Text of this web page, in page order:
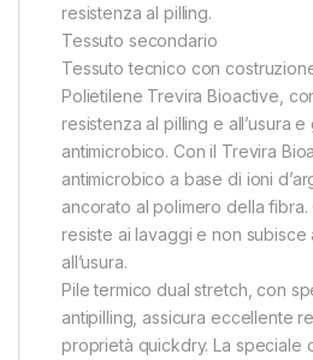
resistenza al pilling.
Tessuto secondario
Tessuto tecnico con
Polietilene Trevira Bioactive,
resistenza al pilling e all’usura
antimicrobico. Con il Trevira
antimicrobico a base di ioni
ancorato al polimero della fibra.
resiste ai lavaggi e non
all’usura.
Pile termico dual stretch, con
antipilling, assicura eccellente
proprietà quickdry. La speciale